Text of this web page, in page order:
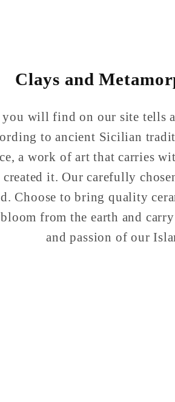
Clays and
you will find on our site tells
to ancient Sicilian
a work of art that carries
created it. Our carefully
Choose to bring quality
from the earth and
and passion of our